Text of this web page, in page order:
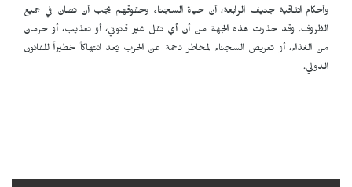
وأحكام اتفاقية جنيف الرابعة، أن حياة السجناء وحقوقهم يجب أن تصان في جميع
الظروف. وقد حذرت هذه الجهة من أن أي نقل غير قانوني، أو تعذيب، أو حرمان
من الغذاء، أو تعريض السجناء لمخاطر ناجمة عن الحرب يُعد انتهاكاً خطيراً للقانون
الدولي.